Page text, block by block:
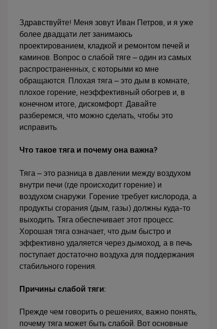
Здравствуйте! Меня зовут Иван Петров, и я уже
более двадцати лет занимаюсь
проектированием, кладкой и ремонтом печей и
каминов. Вопрос о слабой тяге – один из самых
распространенных, с которыми ко мне
обращаются. Плохая тяга – это дым в комнате,
плохое горение, неэффективный обогрев и, в
конечном итоге, дискомфорт. Давайте
разберемся, что можно сделать, чтобы это
исправить.
Что такое тяга и почему она важна?
Тяга – это разница в давлении между воздухом
внутри печи (где происходит горение) и
воздухом снаружи. Горение требует кислорода, а
продукты сгорания (дым, газы) должны куда-то
выходить. Тяга обеспечивает этот процесс.
Хорошая тяга означает, что дым быстро и
эффективно удаляется через дымоход, а в печь
поступает достаточно воздуха для поддержания
стабильного горения.
Причины слабой тяги:
Прежде чем говорить о решениях, важно понять,
почему тяга может быть слабой. Вот основные